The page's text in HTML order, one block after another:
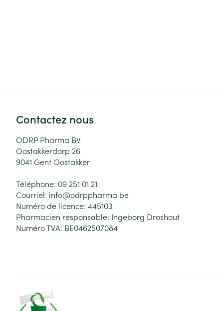
Contactez nous
ODRP Pharma BV
Oostakkerdorp 26
9041 Gent Oostakker
Téléphone: 09 251 01 21
Courriel: info@odrppharma.be
Numéro de licence: 445103
Pharmacien responsable: Ingeborg Droshout
Numéro TVA: BE0462507084